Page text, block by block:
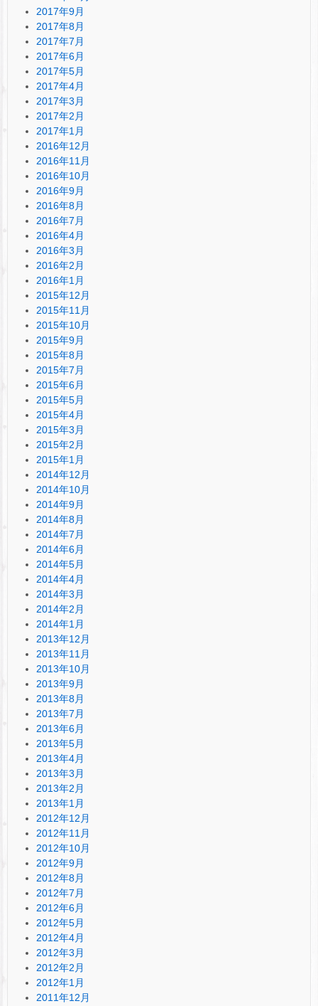
2017年9月
2017年8月
2017年7月
2017年6月
2017年5月
2017年4月
2017年3月
2017年2月
2017年1月
2016年12月
2016年11月
2016年10月
2016年9月
2016年8月
2016年7月
2016年4月
2016年3月
2016年2月
2016年1月
2015年12月
2015年11月
2015年10月
2015年9月
2015年8月
2015年7月
2015年6月
2015年5月
2015年4月
2015年3月
2015年2月
2015年1月
2014年12月
2014年10月
2014年9月
2014年8月
2014年7月
2014年6月
2014年5月
2014年4月
2014年3月
2014年2月
2014年1月
2013年12月
2013年11月
2013年10月
2013年9月
2013年8月
2013年7月
2013年6月
2013年5月
2013年4月
2013年3月
2013年2月
2013年1月
2012年12月
2012年11月
2012年10月
2012年9月
2012年8月
2012年7月
2012年6月
2012年5月
2012年4月
2012年3月
2012年2月
2012年1月
2011年12月